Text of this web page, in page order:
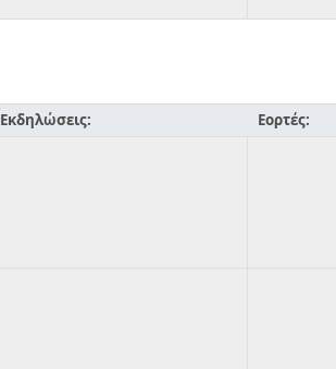
Εκδηλώσεις: Εορτές: